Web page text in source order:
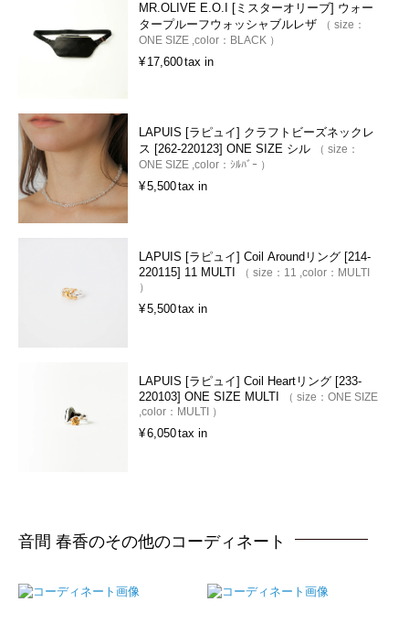
MR.OLIVE E.O.I [ミスターオリーブ] ウォー
タープルーフウォッシャブルレザ
size：
ONE SIZE color： BLACK
¥ 17,600tax in
LAPUIS [ラピュイ] クラフトビーズネックレ
ス [262-220123] ONE SIZE シル
size：
ONE SIZE color： ｼﾙﾊﾞｰ
¥5,500tax in
LAPUIS [ラピュイ] Coil Aroundリング [214-
220115] 11 MULTI
size： 11 color： MULTI
¥5,500tax in
LAPUIS [ラピュイ] Coil Heartリング [233-
220103] ONE SIZE MULTI
size： ONE SIZE
color： MULTI
¥6,050tax in
音間 春香のその他のコーディネート